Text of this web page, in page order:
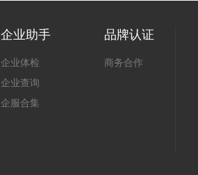
企业助手
企业体检
企业查询
企服合集
品牌认证
商务合作